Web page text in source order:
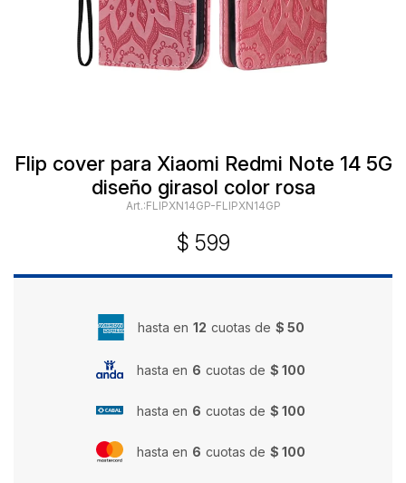
Flip cover para Xiaomi Redmi Note 14 5G
diseño girasol color rosa
FLIPXN14GP-FLIPXN14GP
$ 599
hasta en 12 cuotas de $ 50
hasta en 6 cuotas de $ 100
hasta en 6 cuotas de $ 100
hasta en 6 cuotas de $ 100